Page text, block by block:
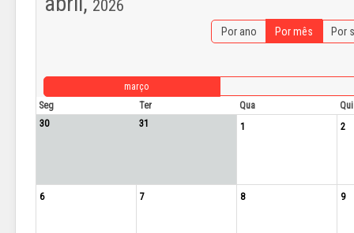
2026
Por ano Por mês Por
março
Seg
Ter Qua
Qui
30
31 1 2
6 7 8 9